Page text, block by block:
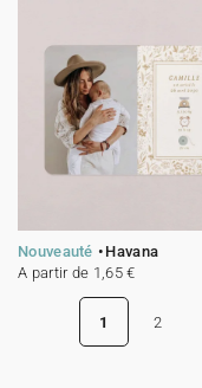
Nouveauté
Havana
A partir de 1,65 €
1 2